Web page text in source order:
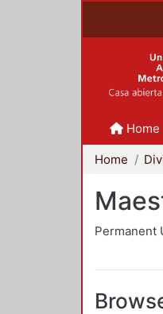
Home
Home
Permanent